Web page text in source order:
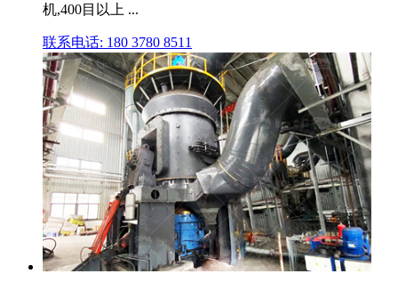
机,400目以上 ...
联系电话: 180 3780 8511